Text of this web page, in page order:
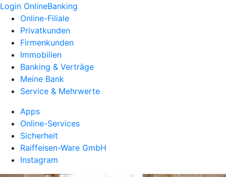
Login OnlineBanking
Online-Filiale
Privatkunden
Firmenkunden
Immobilien
Banking & Verträge
Meine Bank
Service & Mehrwerte
Apps
Online-Services
Sicherheit
Raiffeisen-Ware GmbH
Instagram